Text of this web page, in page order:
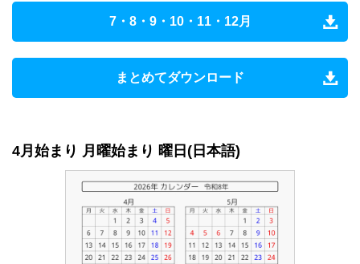
7・8・9・10・11・12月
まとめてダウンロード
4月始まり 月曜始まり 曜日(日本語)